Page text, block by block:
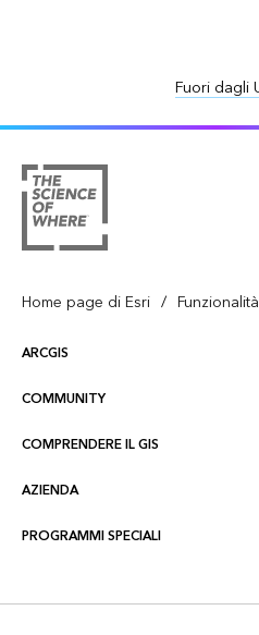
Fuori dagli
Home page di Esri / Funzionalità
ARCGIS
Panoramica ArcGIS
Mappatura
ArcGIS Online
COMMUNITY
Community Esri
Blog di ArcGIS
Ricerca e test dell'utente
COMPRENDERE IL GIS
Cos'è il GIS?
Location Intelligence
Formazione
AZIENDA
Informazioni su Esri
PROGRAMMI SPECIALI